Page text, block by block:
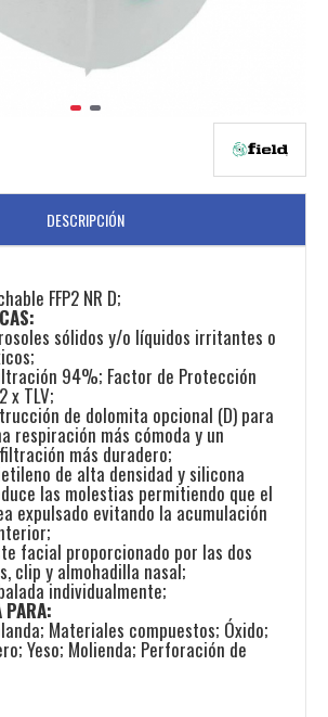
DESCRIPCIÓN
FFP2 NR D;
sólidos y/o líquidos irritantes o
94%; Factor de Protección
x TLV;
de dolomita opcional (D) para
respiración más cómoda y un
más duradero;
de alta densidad y silicona
las molestias permitiendo que el
expulsado evitando la acumulación
facial proporcionado por las dos
clip y almohadilla nasal;
individualmente;
PARA:
Materiales compuestos; Óxido;
Yeso; Molienda; Perforación de